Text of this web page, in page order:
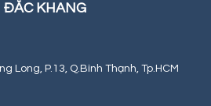
ĐẮC KHANG
Long, P.13, Q.Bình Thạnh, Tp.HCM